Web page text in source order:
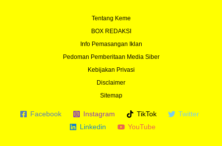
Tentang Keme
BOX REDAKSI
Info Pemasangan Iklan
Pedoman Pemberitaan Media Siber
Kebijakan Privasi
Disclaimer
Sitemap
Facebook Instagram TikTok
Twitter
Linkedin
YouTube